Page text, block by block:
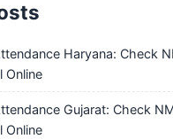
Haryana: Check
Online
Gujarat: Check
Online